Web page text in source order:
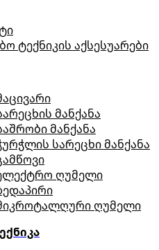
ტექნიკის აქსესუარები
მანქანა
მანქანა
სარეცხი მანქანა
ღუმელი
ღუმელი